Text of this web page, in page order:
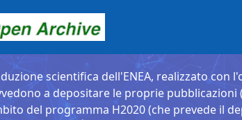
scientifica dell'ENEA, realizzato
a depositare le proprie
del programma H2020 (che prevede il